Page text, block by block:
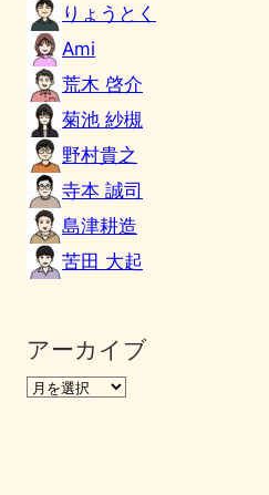
りょうとく
Ami
荒木 啓介
菊池 紗槻
野村貴之
寺本 誠司
島津耕造
苦田 大起
アーカイブ